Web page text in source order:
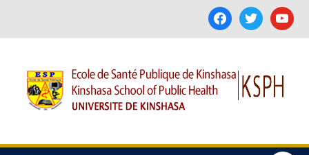
facebooktwitter youtube